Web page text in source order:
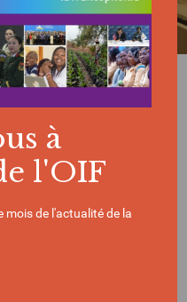
la coopération
à
l'OIF
de l'actualité de la